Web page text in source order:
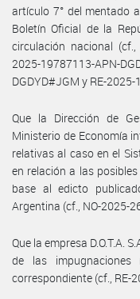
artículo 7° del mentado
Boletín Oficial de la
circulación nacional (cf.,
2025-19787113-APN-
DGDYD#JGM y RE-
Que la Dirección de
Ministerio de Economía
relativas al caso en el
en relación a las
base al edicto
Argentina (cf., NO-2025-
Que la empresa D.O.T.A.
de las
correspondiente (cf., RE-